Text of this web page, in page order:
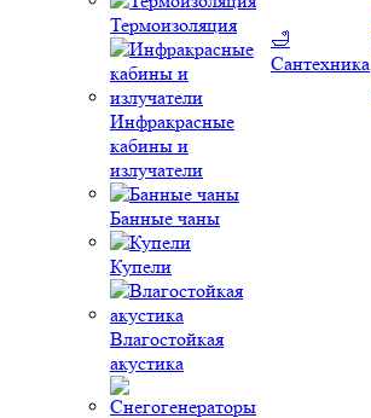
Термоизоляция
Инфракрасные
кабины и
излучатели
Банные чаны
Купели
Влагостойкая
акустика
🛁
Сантехника